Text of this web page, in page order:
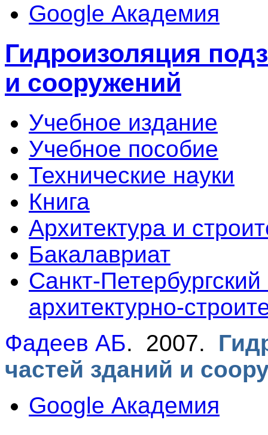
Google Академия
Гидроизоляция
и сооружений
Учебное издание
Учебное пособие
Технические науки
Книга
Архитектура и
Бакалавриат
Санкт-
архитектурно-
Фадеев АБ. 2007.
частей зданий и
Google Академия